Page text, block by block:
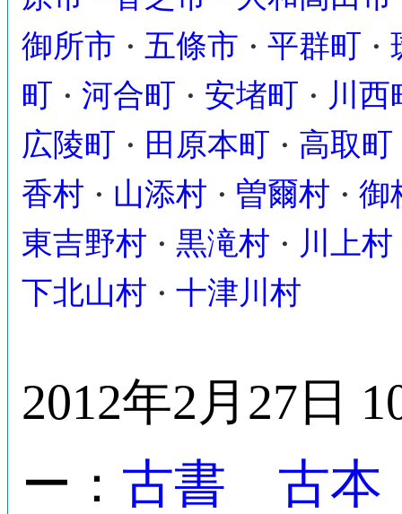
御所市 ・ 五條市 ・ 平群町 ・
町
・ 河合町 ・ 安堵町 ・ 川西
広陵町
・ 田原本町 ・ 高取町
香村 ・ 山添村 ・ 曽爾村 ・ 御
東吉野村 ・ 黒滝村 ・ 川上村
下北山村 ・ 十津川村
2012年2月27日
ー： 古書 古